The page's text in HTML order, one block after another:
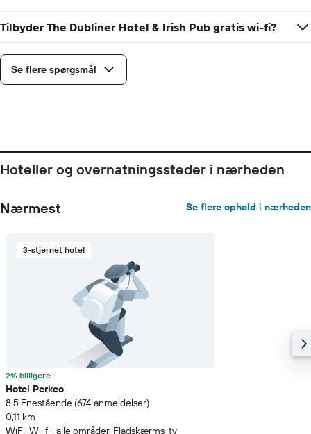
Tilbyder The Dubliner Hotel & Irish Pub gratis wi-fi?
Se flere spørgsmål
Hoteller og overnatningssteder i nærheden
Nærmest Se flere ophold i nærheden
3-stjernet hotel
2% billigere
Hotel Perkeo
8.5 Enestående (674 anmeldelser)
0,11 km
WiFi, Wi-fi i alle områder, Fladskærms-tv